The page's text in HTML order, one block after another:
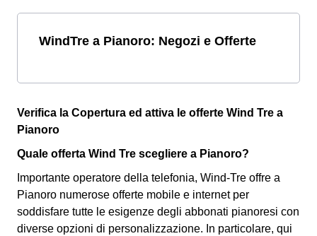
WindTre a Pianoro: Negozi e Offerte
Verifica la Copertura ed attiva le offerte Wind Tre a
Pianoro
Quale offerta Wind Tre scegliere a Pianoro?
Importante operatore della telefonia, Wind-Tre offre a
Pianoro numerose offerte mobile e internet per
soddisfare tutte le esigenze degli abbonati pianoresi con
diverse opzioni di personalizzazione. In particolare, qui